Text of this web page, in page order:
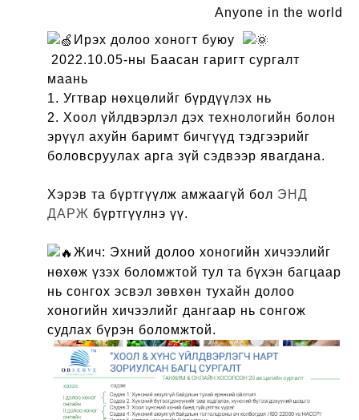
Anyone in the world
Ирэх долоо хоногт буюу
2022.10.05-ны Баасан гаригт сургалт
маань
1. Угтвар нөхцөлийг бүрдүүлэх нь
2. Хоол үйлдвэрлэл дэх технологийн болон
эрүүл ахуйн баримт бичгүүд тэдгээрийг
боловсруулах арга зүй сэдвээр явагдана.
Хэрэв та бүртгүүлж амжаагүй бол ЭНД
ДАРЖ бүртгүүлнэ үү.
Жич: Эхний долоо хоногийн хичээлийг
нөхөж үзэх боломжтой тул та бүхэн багцаар
нь сонгох эсвэл зөвхөн тухайн долоо
хоногийн хичээлийг дангаар нь сонгож
судлах бүрэн боломжтой.